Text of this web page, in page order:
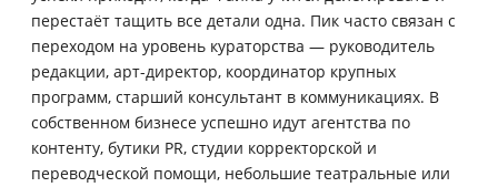
перестаёт тащить все детали одна. Пик часто связан с
переходом на уровень кураторства — руководитель
редакции, арт-директор, координатор крупных
программ, старший консультант в коммуникациях. В
собственном бизнесе успешно идут агентства по
контенту, бутики PR, студии корректорской и
переводческой помощи, небольшие театральные или